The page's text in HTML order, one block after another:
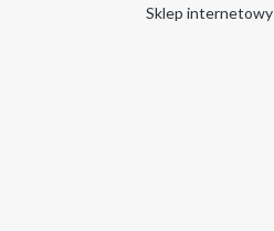
Sklep internetowy